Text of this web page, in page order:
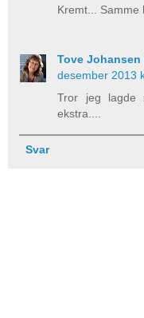
Kremt... Samme
Tove
desember 2013
Tror jeg lagde
ekstra....
Svar